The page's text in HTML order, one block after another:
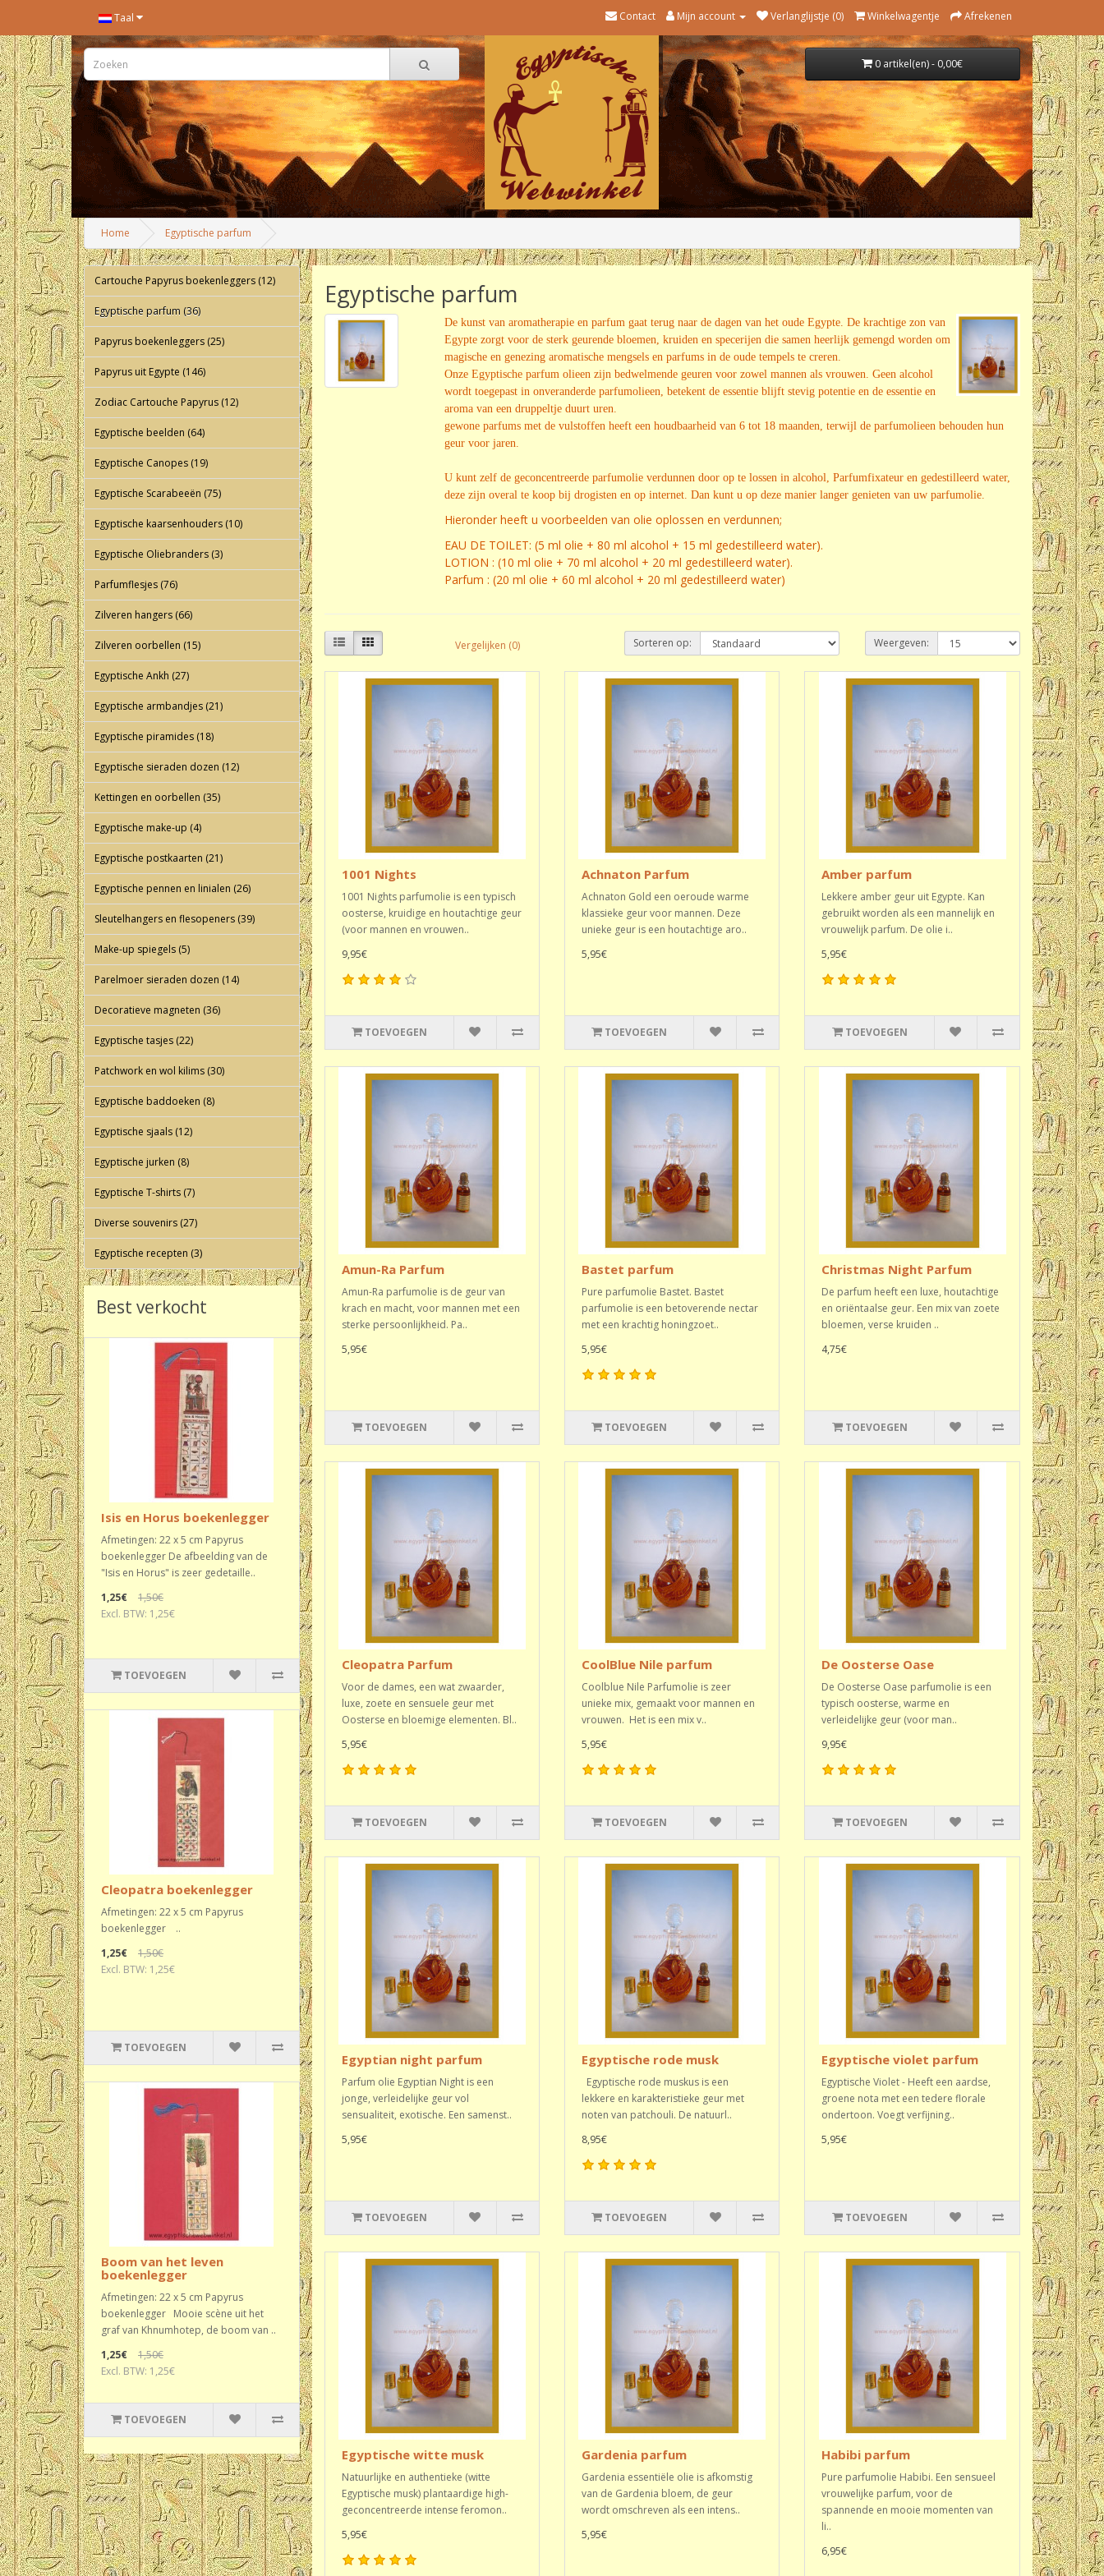
Taal Contact Mijn account Verlanglijstje (0) Winkelwagentje Afrekenen
0 artikel(en) - 0,00€
Home Egyptische parfum
Cartouche Papyrus boekenleggers (12)
Egyptische parfum (36)
Papyrus boekenleggers (25)
Papyrus uit Egypte (146)
Zodiac Cartouche Papyrus (12)
Egyptische beelden (64)
Egyptische Canopes (19)
Egyptische Scarabeeën (75)
Egyptische kaarsenhouders (10)
Egyptische Oliebranders (3)
Parfumflesjes (76)
Zilveren hangers (66)
Zilveren oorbellen (15)
Egyptische Ankh (27)
Egyptische armbandjes (21)
Egyptische piramides (18)
Egyptische sieraden dozen (12)
Kettingen en oorbellen (35)
Egyptische make-up (4)
Egyptische postkaarten (21)
Egyptische pennen en linialen (26)
Sleutelhangers en flesopeners (39)
Make-up spiegels (5)
Parelmoer sieraden dozen (14)
Decoratieve magneten (36)
Egyptische tasjes (22)
Patchwork en wol kilims (30)
Egyptische baddoeken (8)
Egyptische sjaals (12)
Egyptische jurken (8)
Egyptische T-shirts (7)
Diverse souvenirs (27)
Egyptische recepten (3)
Best verkocht
Isis en Horus boekenlegger
Afmetingen: 22 x 5 cm Papyrus
boekenlegger De afbeelding van de
"Isis en Horus" is zeer gedetaille..
1,25€
1,50€
Excl. BTW: 1,25€
TOEVOEGEN
Cleopatra boekenlegger
Afmetingen: 22 x 5 cm Papyrus
boekenlegger ..
1,25€
1,50€
Excl. BTW: 1,25€
TOEVOEGEN
Boom van het leven
boekenlegger
Afmetingen: 22 x 5 cm Papyrus
boekenlegger Mooie scène uit het
graf van Khnumhotep, de boom van ..
1,25€
1,50€
Excl. BTW: 1,25€
TOEVOEGEN
Egyptische parfum
De kunst van aromatherapie en parfum gaat terug naar de dagen van het oude Egypte. De krachtige zon van
Egypte zorgt voor de sterk geurende bloemen, kruiden en specerijen die samen heerlijk gemengd worden om
magische en genezing aromatische mengsels en parfums in de oude tempels te creren.
Onze Egyptische parfum olieen zijn bedwelmende geuren voor zowel mannen als vrouwen. Geen alcohol
wordt toegepast in onveranderde parfumolieen, betekent de essentie blijft stevig potentie en de essentie en
aroma van een druppeltje duurt uren.
gewone parfums met de vulstoffen heeft een houdbaarheid van 6 tot 18 maanden, terwijl de parfumolieen behouden hun
geur voor jaren.
U kunt zelf de geconcentreerde parfumolie verdunnen door op te lossen in alcohol, Parfumfixateur en gedestilleerd water,
deze zijn overal te koop bij drogisten en op internet. Dan kunt u op deze manier langer genieten van uw parfumolie.
Hieronder heeft u voorbeelden van olie oplossen en verdunnen;
EAU DE TOILET: (5 ml olie + 80 ml alcohol + 15 ml gedestilleerd water).
LOTION : (10 ml olie + 70 ml alcohol + 20 ml gedestilleerd water).
Parfum : (20 ml olie + 60 ml alcohol + 20 ml gedestilleerd water)
Vergelijken (0) Sorteren op: Weergeven:
1001 Nights
1001 Nights parfumolie is een typisch
oosterse, kruidige en houtachtige geur
(voor mannen en vrouwen..
9,95€
TOEVOEGEN
Achnaton Parfum
Achnaton Gold een oeroude warme
klassieke geur voor mannen. Deze
unieke geur is een houtachtige aro..
5,95€
TOEVOEGEN
Amber parfum
Lekkere amber geur uit Egypte. Kan
gebruikt worden als een mannelijk en
vrouwelijk parfum. De olie i..
5,95€
TOEVOEGEN
Amun-Ra Parfum
Amun-Ra parfumolie is de geur van
krach en macht, voor mannen met een
sterke persoonlijkheid. Pa..
5,95€
TOEVOEGEN
Bastet parfum
Pure parfumolie Bastet. Bastet
parfumolie is een betoverende nectar
met een krachtig honingzoet..
5,95€
TOEVOEGEN
Christmas Night Parfum
De parfum heeft een luxe, houtachtige
en oriëntaalse geur. Een mix van zoete
bloemen, verse kruiden ..
4,75€
TOEVOEGEN
Cleopatra Parfum
Voor de dames, een wat zwaarder,
luxe, zoete en sensuele geur met
Oosterse en bloemige elementen. Bl..
5,95€
TOEVOEGEN
CoolBlue Nile parfum
Coolblue Nile Parfumolie is zeer
unieke mix, gemaakt voor mannen en
vrouwen. Het is een mix v..
5,95€
TOEVOEGEN
De Oosterse Oase
De Oosterse Oase parfumolie is een
typisch oosterse, warme en
verleidelijke geur (voor man..
9,95€
TOEVOEGEN
Egyptian night parfum
Parfum olie Egyptian Night is een
jonge, verleidelijke geur vol
sensualiteit, exotische. Een samenst..
5,95€
TOEVOEGEN
Egyptische rode musk
Egyptische rode muskus is een
lekkere en karakteristieke geur met
noten van patchouli. De natuurl..
8,95€
TOEVOEGEN
Egyptische violet parfum
Egyptische Violet - Heeft een aardse,
groene nota met een tedere florale
ondertoon. Voegt verfijning..
5,95€
TOEVOEGEN
Egyptische witte musk
Natuurlijke en authentieke (witte
Egyptische musk) plantaardige high-
geconcentreerde intense feromon..
5,95€
Gardenia parfum
Gardenia essentiële olie is afkomstig
van de Gardenia bloem, de geur
wordt omschreven als een intens..
5,95€
Habibi parfum
Pure parfumolie Habibi. Een sensueel
vrouwelijke parfum, voor de
spannende en mooie momenten van
li..
6,95€